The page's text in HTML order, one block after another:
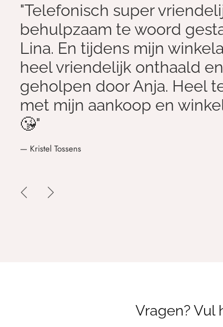
"Telefonisch super
behulpzaam te woord
Lina. En tijdens mijn
heel vriendelijk onthaald
geholpen door Anja. Heel
met mijn aankoop en
😘"
— Kristel Tossens
Vragen? Vul